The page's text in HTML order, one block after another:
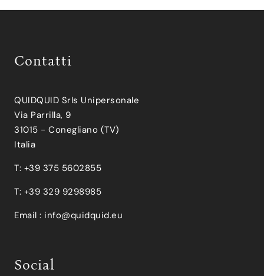
Contatti
QUIDQUID Srls Unipersonale
Via Parrilla, 9
31015 - Conegliano (TV)
Italia
T: +39 375 5602855
T: +39 329 9298985
Email : info@quidquid.eu
Social